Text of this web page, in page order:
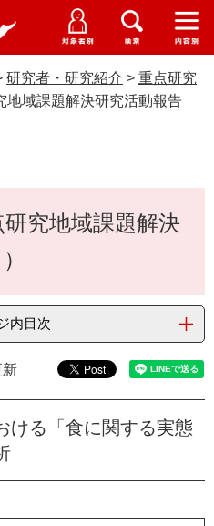
ニ
ー
ニ
ュ
ー
ニ
ュ
ー
サイト
学案内
すべて ページ PDF
研究者・研究紹介 > 重点研究
域課題解決研究活動報告
究地域課題解決
内目次
新
ける「食に関する実態